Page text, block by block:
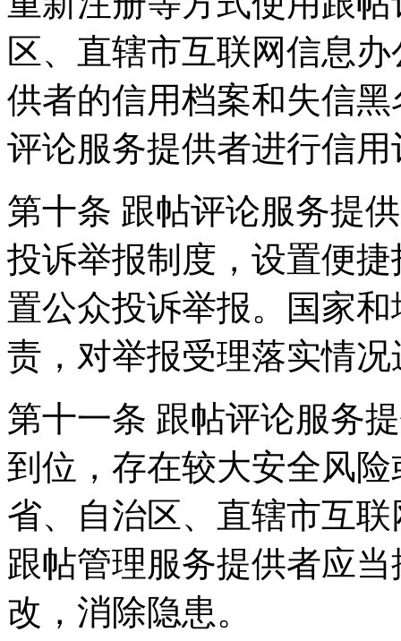
区、直辖市互联网信息
供者的信用档案和失信
评论服务提供者进行信用
第十条 跟帖评论服务提
投诉举报制度，设置便
置公众投诉举报。国家
责，对举报受理落实情
第十一条 跟帖评论服务
到位，存在较大安全风
省、自治区、直辖市互
跟帖管理服务提供者应
改，消除隐患。